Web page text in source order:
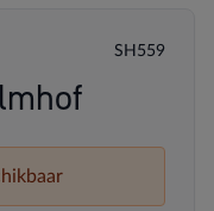
SH559